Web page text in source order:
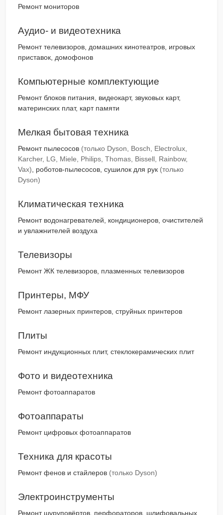
Ремонт мониторов
Аудио- и видеотехника
Ремонт телевизоров, домашних кинотеатров, игровых
приставок, домофонов
Компьютерные комплектующие
Ремонт блоков питания, видеокарт, звуковых карт,
материнских плат, карт памяти
Мелкая бытовая техника
Ремонт пылесосов (только Dyson, Bosch, Electrolux,
Karcher, LG, Miele, Philips, Thomas, Bissell, Rainbow,
Vax) , роботов-пылесосов, сушилок для рук (только
Dyson)
Климатическая техника
Ремонт водонагревателей, кондиционеров, очистителей
и увлажнителей воздуха
Телевизоры
Ремонт ЖК телевизоров, плазменных телевизоров
Принтеры, МФУ
Ремонт лазерных принтеров, струйных принтеров
Плиты
Ремонт индукционных плит, стеклокерамических плит
Фото и видеотехника
Ремонт фотоаппаратов
Фотоаппараты
Ремонт цифровых фотоаппаратов
Техника для красоты
Ремонт фенов и стайлеров (только Dyson)
Электроинструменты
Ремонт шуруповёртов, перфораторов, шлифовальных